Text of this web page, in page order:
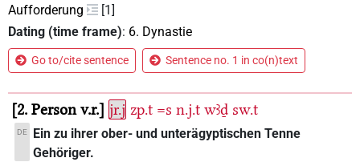
Aufforderung
[1]
Dating (time frame): 6. Dynastie
Go to/cite sentence Sentence no. 1 in co(n)text
2. Person v.r. jr.j zp.t =s n.j.t wꜣḏ sw.t
DE
Ein zu ihrer ober- und unterägyptischen Tenne
Gehöriger.